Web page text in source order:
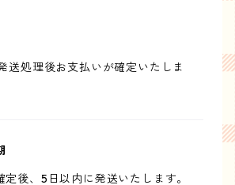
送処理後お支払いが確定いたしま
後、5日以内に発送いたします。